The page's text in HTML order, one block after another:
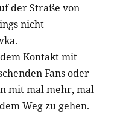
der Straße von
nicht
Kontakt mit
Fans oder
mit mal mehr, mal
Weg zu gehen.